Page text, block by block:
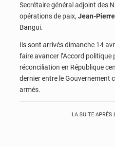
Secrétaire général adjoint des
opérations de paix, Jean-
Bangui.
Ils sont arrivés dimanche 14
faire avancer l’Accord politique
réconciliation en République
dernier entre le Gouvernement
armés.
LA SUITE APRÈS